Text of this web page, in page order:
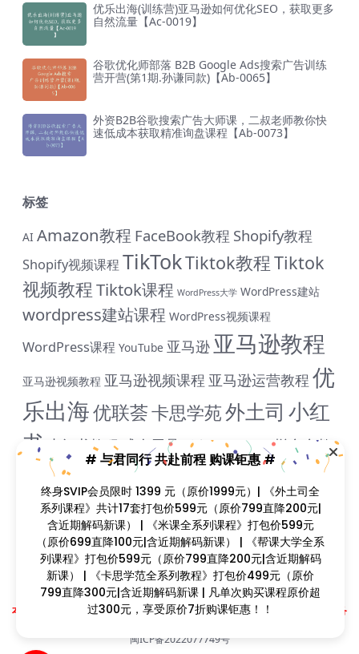
优乐出海(训练营)亚马逊如何优化SEO，获取更多
自然流量【Ac-0019】
谷歌优化师部落 B2B Google Ads搜索广告训练
营开营(第1期.孙谦同款)【Ab-0065】
外资B2B谷歌搜索广告大师课，二叔老师教你快
速低成本获取精准询盘课程【Ab-0073】
标签
AI Amazon教程 FaceBook教程 Shopify教程
Shopify视频课程TikTokTiktok教程Tiktok
视频教程Tiktok课程 WordPress大学 WordPress建站
wordpress建站课程 WordPress视频课程
WordPress课程 YouTube 亚马逊 亚马逊教程
亚马逊视频教程 亚马逊视频课程 亚马逊运营教程 优
乐出海优联荟卡思学苑外土司 小红
书 小红书教程 成人用品 抖音教程 拼多多 拼多多教
淘宝教程 米课
ADS教程谷歌SEO教程 谷歌SEO课程 谷歌运用教程
境B哥 阿里国际站雨课网雷子教程 颜Sir 飞橙教育
Copyright © 2023找课程网- All rights reserved
本站支持课程资源互换，优质课程资源互换请联系微信在线客服：zkcw598 (备
闽ICP备2022077749号
# 与君同行 共赴前程 购课钜惠 #
终身SVIP会员限时 1399 元（原价1999元）| 《外土司全
系列课程》共计17套打包价599元（原价799直降200元|
含近期解码新课） | 《米课全系列课程》打包价599元
（原价699直降100元|含近期解码新课） | 《帮课大学全系
列课程》打包价599元（原价799直降200元|含近期解码
新课） | 《卡思学范全系列教程》打包价499元（原价
799直降300元|含近期解码新课 | 凡单次购买课程原价超
过300元，享受原价7折购课钜惠！！